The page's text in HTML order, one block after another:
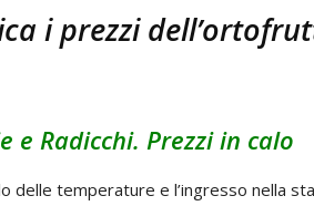
i prezzi
e Radicchi. Prezzi in calo
delle temperature e l’ingresso nella